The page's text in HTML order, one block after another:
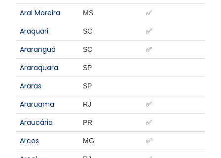
Aral Moreira MS ✅
Araquari SC ✅
Araranguá SC ✅
Araraquara SP
Araras SP
Araruama RJ ✅
Araucária PR ✅
Arcos MG ✅